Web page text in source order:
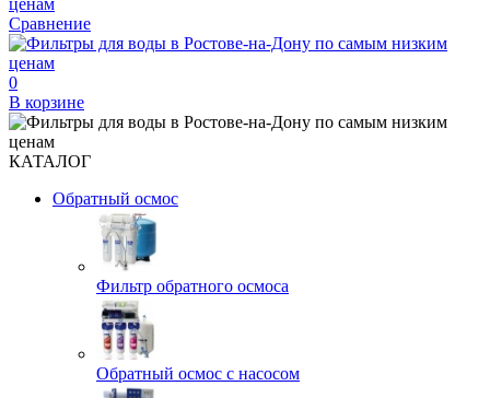
Сравнение
0
В корзине
КАТАЛОГ
Обратный осмос
Фильтр обратного осмоса
Обратный осмос с насосом